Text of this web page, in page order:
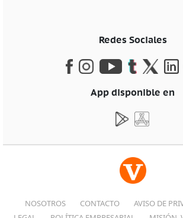
Redes Sociales
App disponible en
NOSOTROS CONTACTO AVISO DE